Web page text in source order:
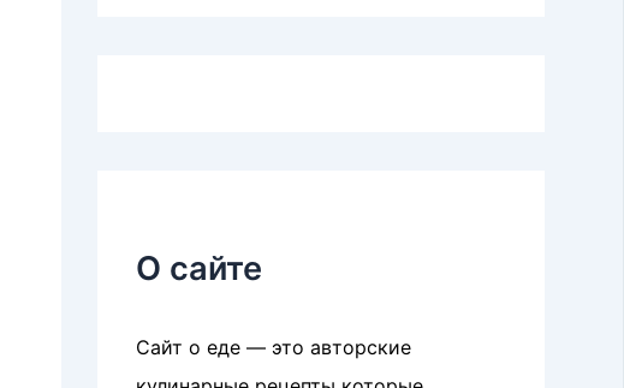
О сайте
Сайт о еде — это авторские